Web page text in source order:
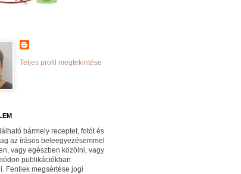
Teljes profil megtekintése
bármely receptet, fotót és
az írásos beleegyezésemmel
vagy egészben közölni, vagy
publikációkban
Fentiek megsértése jogi